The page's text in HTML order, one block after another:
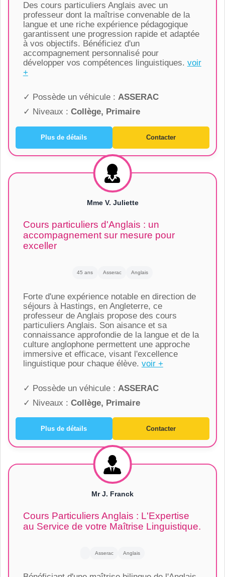
Des cours particuliers Anglais avec un
professeur dont la maîtrise convenable de la
langue et une riche expérience pédagogique
garantissent une progression rapide et adaptée
à vos objectifs. Bénéficiez d'un
accompagnement personnalisé pour
développer vos compétences linguistiques. voir
+
✓ Possède un véhicule : ASSERAC
✓ Niveaux : Collège, Primaire
Plus de détails Contacter
Mme V. Juliette
Cours particuliers d'Anglais : un
accompagnement sur mesure pour
exceller
45 ans Asserac Anglais
Forte d'une expérience notable en direction de
séjours à Hastings, en Angleterre, ce
professeur de Anglais propose des cours
particuliers Anglais. Son aisance et sa
connaissance approfondie de la langue et de la
culture anglophone permettent une approche
immersive et efficace, visant l'excellence
linguistique pour chaque élève. voir +
✓ Possède un véhicule : ASSERAC
✓ Niveaux : Collège, Primaire
Plus de détails Contacter
Mr J. Franck
Cours Particuliers Anglais : L'Expertise
au Service de votre Maîtrise Linguistique.
Asserac Anglais